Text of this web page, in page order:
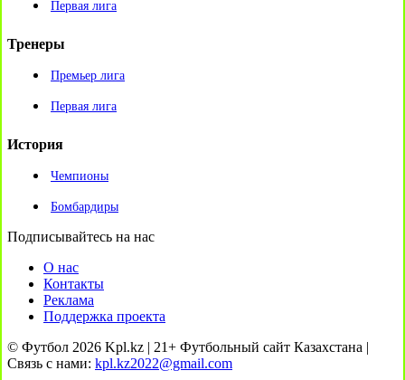
Первая лига
Тренеры
Премьер лига
Первая лига
История
Чемпионы
Бомбардиры
Подписывайтесь на нас
О нас
Контакты
Реклама
Поддержка проекта
© Футбол 2026 Kpl.kz | 21+ Футбольный сайт Казахстана |
Связь с нами: kpl.kz2022@gmail.com